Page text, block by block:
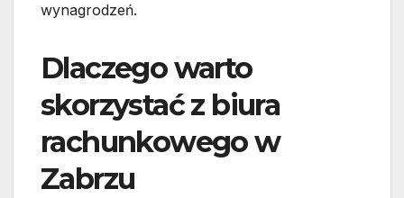
wynagrodzeń.
Dlaczego warto
skorzystać z biura
rachunkowego w
Zabrzu